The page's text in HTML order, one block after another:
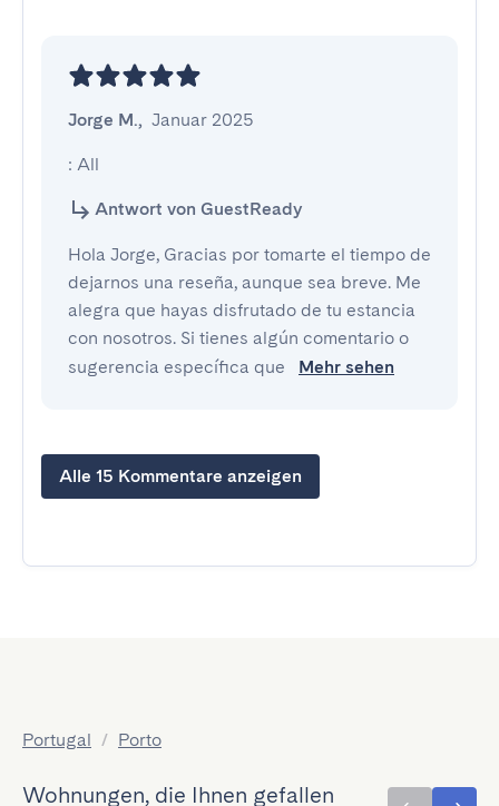
Jorge M., Januar 2025
: All
Antwort von GuestReady
Hola Jorge, Gracias por tomarte el tiempo de
dejarnos una reseña, aunque sea breve. Me
alegra que hayas disfrutado de tu estancia
con nosotros. Si tienes algún comentario o
sugerencia específica que
Mehr sehen
Alle 15 Kommentare anzeigen
Portugal / Porto
Wohnungen, die Ihnen gefallen